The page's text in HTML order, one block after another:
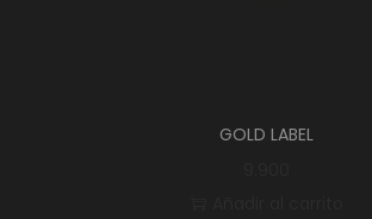
GOLD LABEL